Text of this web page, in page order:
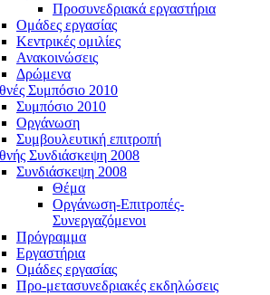
Προσυνεδριακά εργαστήρια
Ομάδες εργασίας
Κεντρικές ομιλίες
Ανακοινώσεις
Δρώμενα
Συμπόσιο 2010
Συμπόσιο 2010
Οργάνωση
Συμβουλευτική επιτροπή
Συνδιάσκεψη 2008
Συνδιάσκεψη 2008
Θέμα
Οργάνωση-Επιτροπές-
Συνεργαζόμενοι
Πρόγραμμα
Εργαστήρια
Ομάδες εργασίας
Προ-μετασυνεδριακές εκδηλώσεις